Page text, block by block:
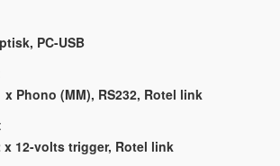
PC-USB
x Phono (MM), RS232, Rotel link
x 12-volts trigger, Rotel link